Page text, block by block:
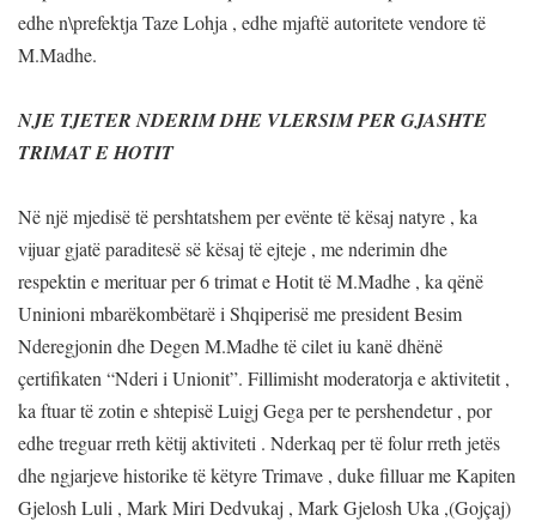
edhe n\prefektja Taze Lohja , edhe mjaftë autoritete vendore të
M.Madhe.
NJE TJETER NDERIM DHE VLERSIM PER GJASHTE
TRIMAT E HOTIT
Në një mjedisë të pershtatshem per evënte të kësaj natyre , ka
vijuar gjatë paraditesë së kësaj të ejteje , me nderimin dhe
respektin e merituar per 6 trimat e Hotit të M.Madhe , ka qënë
Uninioni mbarëkombëtarë i Shqiperisë me president Besim
Nderegjonin dhe Degen M.Madhe të cilet iu kanë dhënë
çertifikaten “Nderi i Unionit”. Fillimisht moderatorja e aktivitetit ,
ka ftuar të zotin e shtepisë Luigj Gega per te pershendetur , por
edhe treguar rreth këtij aktiviteti . Nderkaq per të folur rreth jetës
dhe ngjarjeve historike të këtyre Trimave , duke filluar me Kapiten
Gjelosh Luli , Mark Miri Dedvukaj , Mark Gjelosh Uka ,(Gojçaj)